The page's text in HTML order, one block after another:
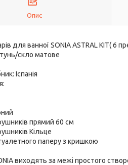
Опис
для ванної SONIA ASTRAL KIT( 6
скло матове
Іспанія
прямий 60 см
Кільце
паперу з кришкою
виходять за межі простого